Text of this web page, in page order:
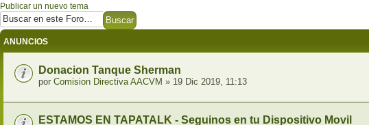
Publicar un nuevo tema
ANUNCIOS
Donacion Tanque Sherman
por Comision Directiva AACVM » 19 Dic 2019, 11:13
ESTAMOS EN TAPATALK - Seguinos en tu Dispositivo Movil